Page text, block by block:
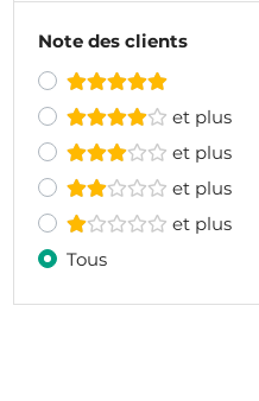
Note des clients
et plus
et plus
et plus
et plus
Tous